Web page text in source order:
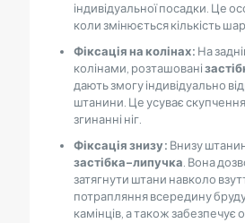
індивідуальної посадки. Це
коли змінюється кількість
Фіксація на колінах: На
колінами, розташовані
дають змогу індивідуально
штанини. Це усуває
згинанні ніг.
Фіксація знизу: Внизу
застібка-липучка . Вона
затягнути штани навколо
потрапляння всередину
камінців, а також забезпечує